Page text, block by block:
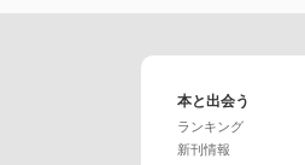
本と出会う
ランキング
新刊情報